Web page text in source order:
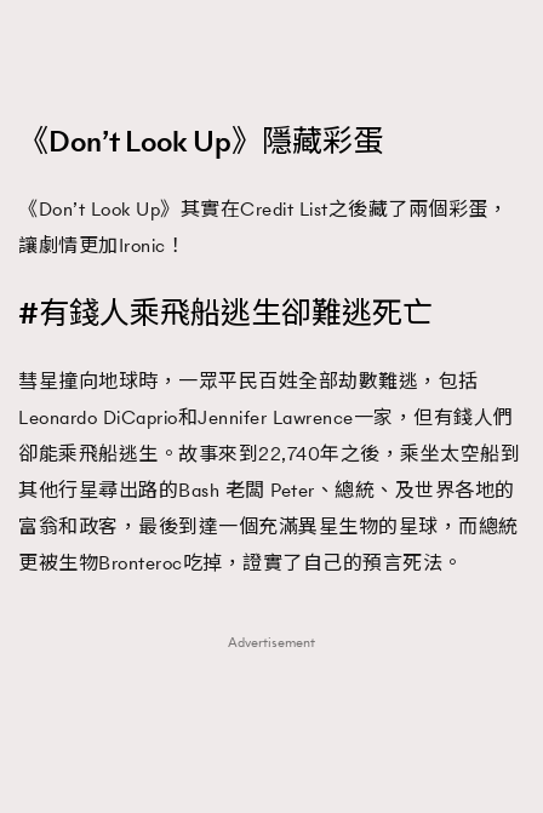
《Don’t Look Up》隱藏彩蛋
《Don’t Look Up》其實在Credit List之後藏了兩個彩蛋，
讓劇情更加Ironic！
#有錢人乘飛船逃生卻難逃死亡
彗星撞向地球時，一眾平民百姓全部劫數難逃，包括
Leonardo DiCaprio和Jennifer Lawrence一家，但有錢人們
卻能乘飛船逃生。故事來到22,740年之後，乘坐太空船到
其他行星尋出路的Bash 老闆 Peter、總統、及世界各地的
富翁和政客，最後到達一個充滿異星生物的星球，而總統
更被生物Bronteroc吃掉，證實了自己的預言死法。
Advertisement